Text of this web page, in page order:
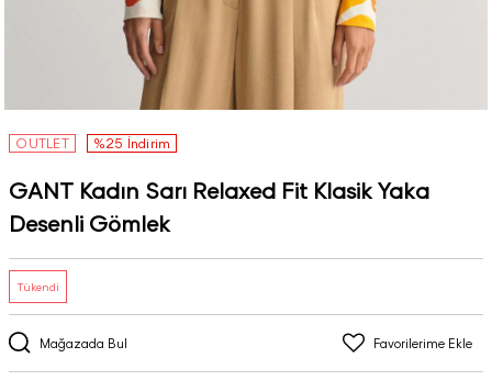
OUTLET %25 İndirim
GANT Kadın Sarı Relaxed Fit Klasik Yaka
Desenli Gömlek
Mağazada Bul Favorilerime Ekle
Tükendi